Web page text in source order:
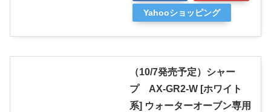
Yahooショッピング
（10/7発売予定）シャー
プ AX-GR2-W [ホワイト
系] ウォーターオーブン専用